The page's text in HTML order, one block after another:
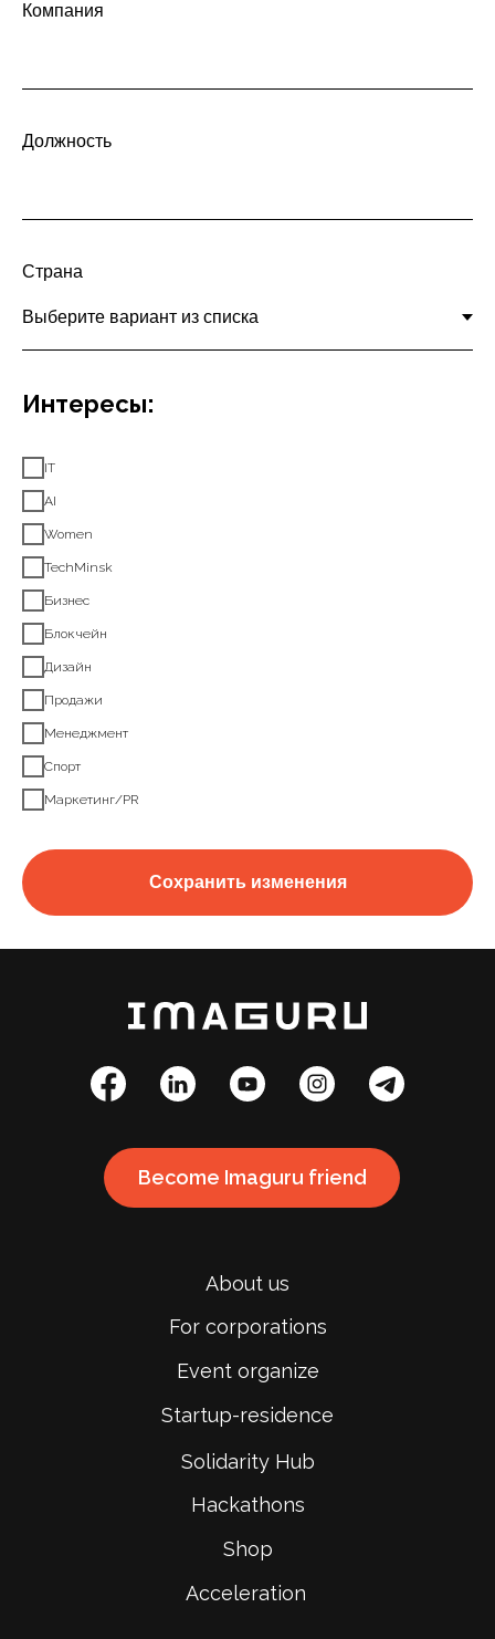
Компания
Должность
Страна
Интересы:
IT
AI
Women
TechMinsk
Бизнес
Блокчейн
Дизайн
Продажи
Менеджмент
Спорт
Маркетинг/PR
Сохранить изменения
About us
For corporations
Event organize
Startup-residence
Solidarity Hub
Hackathons
Shop
Acceleration
Become Imaguru friend